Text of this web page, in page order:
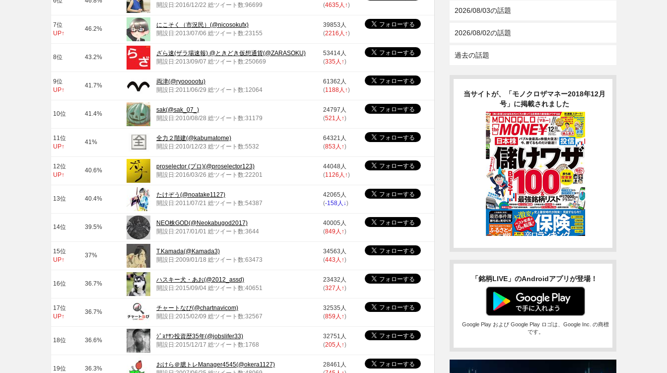
開設日:2016/12/22 総ツイート数:96699
(4635人 ↑)
7位
UP↑
46.2%
にこそく（市況民）(@nicosokufx)
開設日:2013/07/06 総ツイート数:23155
39853人
(2216人 ↑)
8位 43.2%
ざら速(ザラ場速報) @ときどき仮想通貨(@ZARASOKU)
開設日:2013/09/07 総ツイート数:250669
53414人
(335人 ↑)
9位
UP↑
41.7%
両津(@ryoooootu)
開設日:2011/06/29 総ツイート数:12064
61362人
(1188人 ↑)
10位 41.4%
sak(@sak_07_)
開設日:2010/08/28 総ツイート数:31179
24797人
(521人 ↑)
11位
UP↑
41%
全力２階建(@kabumatome)
開設日:2010/12/23 総ツイート数:5532
64321人
(853人 ↑)
12位
UP↑
40.6%
proselector (プロ)(@proselector123)
開設日:2016/03/26 総ツイート数:22201
44048人
(1126人 ↑)
13位 40.4%
たけぞう(@noatake1127)
開設日:2011/07/21 総ツイート数:54387
42065人
(-158人 ↓)
14位 39.5%
NEO株GOD(@Neokabugod2017)
開設日:2017/01/01 総ツイート数:3644
40005人
(849人 ↑)
15位
UP↑
37%
T.Kamada(@Kamada3)
開設日:2009/01/18 総ツイート数:63473
34563人
(443人 ↑)
16位 36.7%
ハスキー犬・あお(@2012_assd)
開設日:2015/09/04 総ツイート数:40651
23432人
(327人 ↑)
17位
UP↑
36.7%
チャートなび(@chartnavicom)
開設日:2015/02/09 総ツイート数:32567
32535人
(859人 ↑)
18位 36.6%
ｼﾞｮﾅｻﾝ投資歴35年(@jobslifer33)
開設日:2015/12/17 総ツイート数:1768
32751人
(205人 ↑)
19位 36.3%
おけら＠臆トレManager4545(@okera1127)
28461人
2026/08/03の話題
2026/08/02の話題
過去の話題
当サイトが、「モノクロザマネー2018年12月
号」に掲載されました
「銘柄LIVE」のAndroidアプリが登場！
Google Play および Google Play ロゴは、Google Inc. の商標
です。